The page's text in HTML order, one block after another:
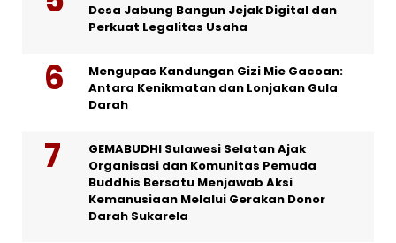
Desa Jabung Bangun Jejak Digital dan
Perkuat Legalitas Usaha
Mengupas Kandungan Gizi Mie Gacoan:
Antara Kenikmatan dan Lonjakan Gula
Darah
GEMABUDHI Sulawesi Selatan Ajak
Organisasi dan Komunitas Pemuda
Buddhis Bersatu Menjawab Aksi
Kemanusiaan Melalui Gerakan Donor
Darah Sukarela